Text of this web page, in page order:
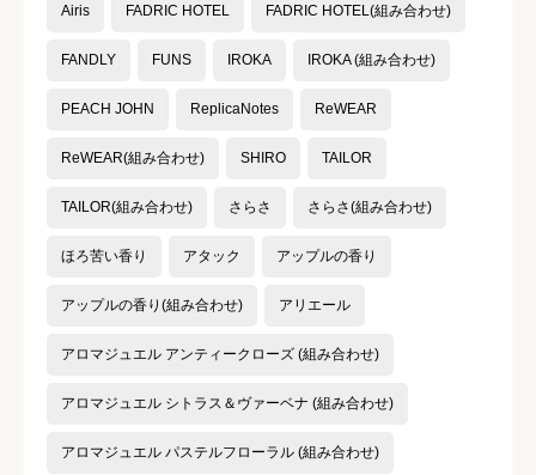
星の数をお選びください  
クチコミのタイトル 必須
クチコミ内容 必須
Airis FADRIC HOTEL FADRIC HOTEL(組み合わせ)
FANDLY FUNS IROKA IROKA (組み合わせ)
PEACH JOHN ReplicaNotes ReWEAR
ReWEAR(組み合わせ) SHIRO TAILOR
TAILOR(組み合わせ) さらさ さらさ(組み合わせ)
ほろ苦い香り アタック アップルの香り
アップルの香り(組み合わせ) アリエール
アロマジュエル アンティークローズ (組み合わせ)
アロマジュエル シトラス＆ヴァーベナ (組み合わせ)
アロマジュエル パステルフローラル (組み合わせ)